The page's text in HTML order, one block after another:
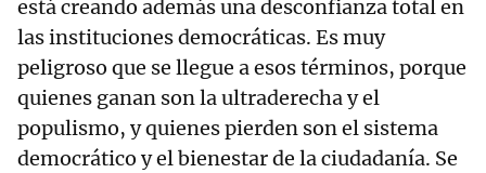
está creando además una desconfianza total en
las instituciones democráticas. Es muy
peligroso que se llegue a esos términos, porque
quienes ganan son la ultraderecha y el
populismo, y quienes pierden son el sistema
democrático y el bienestar de la ciudadanía. Se